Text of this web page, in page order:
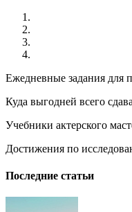
Ежедневные задания для
Куда выгодней всего
Учебники актерского
Достижения по
Последние статьи